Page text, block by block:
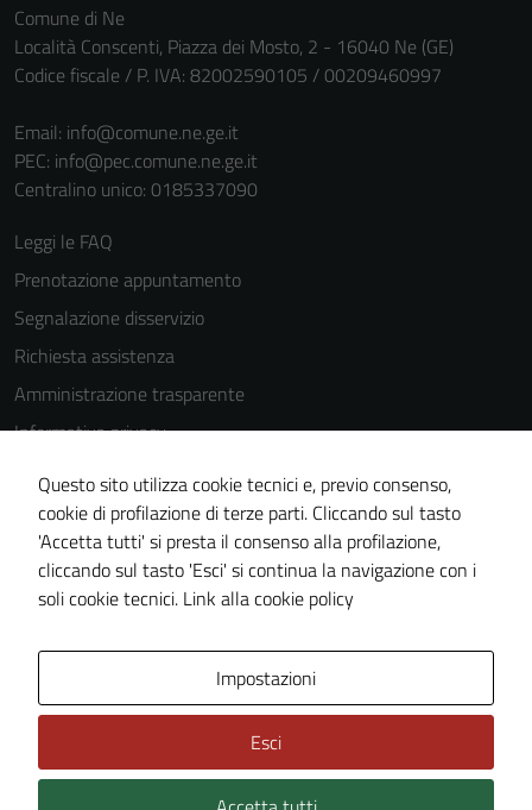
Comune di Ne
Località Conscenti, Piazza dei Mosto, 2 - 16040 Ne (GE)
Codice fiscale / P. IVA: 82002590105 / 00209460997
Email: info@comune.ne.ge.it
PEC: info@pec.comune.ne.ge.it
Centralino unico: 0185337090
Leggi le FAQ
Prenotazione appuntamento
Segnalazione disservizio
Richiesta assistenza
Amministrazione trasparente
Informativa privacy
Cookie Policy
Note legali
Dichiarazione di accessibilità
Piano di miglioramento del sito
Questo sito utilizza cookie tecnici e, previo consenso,
cookie di profilazione di terze parti. Cliccando sul tasto
'Accetta tutti' si presta il consenso alla profilazione,
cliccando sul tasto 'Esci' si continua la navigazione con i
soli cookie tecnici. Link alla cookie policy
Impostazioni
Esci
Tecnici